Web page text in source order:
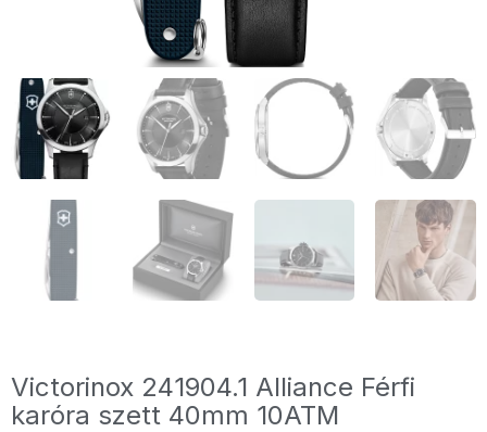
Victorinox 241904.1 Alliance Férfi
karóra szett 40mm 10ATM